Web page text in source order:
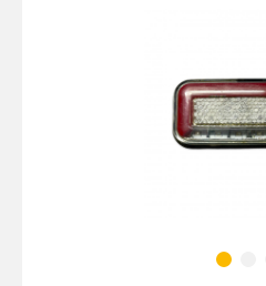
кондиционировани
Стяжные ремни и тросы